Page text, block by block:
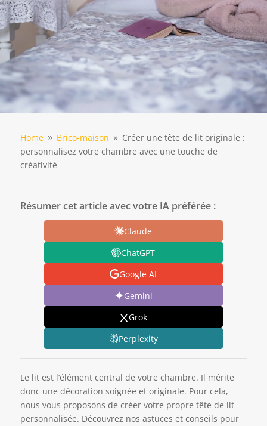
Home 9 Brico-maison 9 Créer une tête de lit originale :
personnalisez votre chambre avec une touche de
créativité
Résumer cet article avec votre IA préférée :
Claude
ChatGPT
Google AI
Gemini
Grok
Perplexity
Le lit est l’élément central de votre chambre. Il mérite
donc une décoration soignée et originale. Pour cela,
nous vous proposons de créer votre propre tête de lit
personnalisée. Découvrez nos astuces et conseils pour